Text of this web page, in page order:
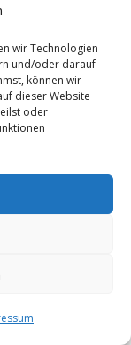
wir Technologien
und/oder darauf
können wir
dieser Website
oder
(6.05 km)
(6.05 km)
(6.37 km)